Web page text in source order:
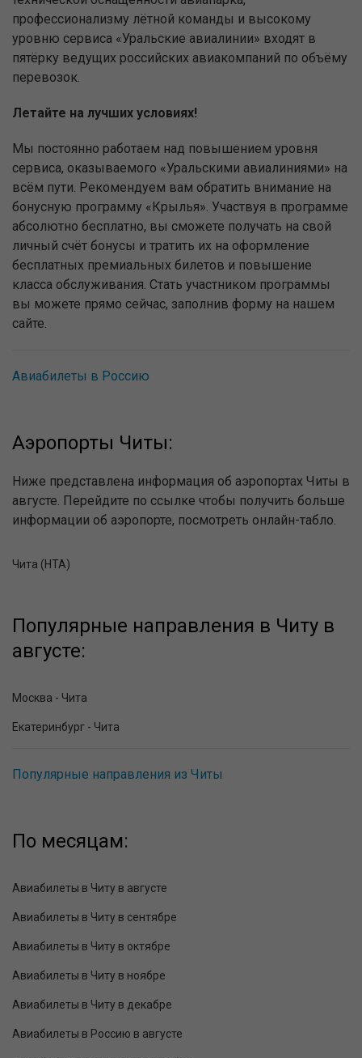
профессионализму лётной команды и высокому
уровню сервиса «Уральские авиалинии» входят в
пятёрку ведущих российских авиакомпаний по объёму
перевозок.
Летайте на лучших условиях!
Мы постоянно работаем над повышением уровня
сервиса, оказываемого «Уральскими авиалиниями» на
всём пути. Рекомендуем вам обратить внимание на
бонусную программу «Крылья». Участвуя в программе
абсолютно бесплатно, вы сможете получать на свой
личный счёт бонусы и тратить их на оформление
бесплатных премиальных билетов и повышение
класса обслуживания. Стать участником программы
вы можете прямо сейчас, заполнив форму на нашем
сайте.
Авиабилеты в Россию
Аэропорты Читы:
Ниже представлена информация об аэропортах Читы в
августе. Перейдите по ссылке чтобы получить больше
информации об аэропорте, посмотреть онлайн-табло.
Чита (HTA)
Популярные направления в Читу в
августе:
Москва - Чита
Екатеринбург - Чита
Популярные направления из Читы
По месяцам:
Авиабилеты в Читу в августе
Авиабилеты в Читу в сентябре
Авиабилеты в Читу в октябре
Авиабилеты в Читу в ноябре
Авиабилеты в Читу в декабре
Авиабилеты в Россию в августе